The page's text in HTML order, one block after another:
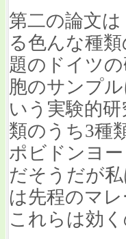
第二の論文
る色んな種
題のドイツ
胞のサンプ
いう実験的
類のうち3種
ポビドンヨ
だそうだが
は先程のマ
これらは効く